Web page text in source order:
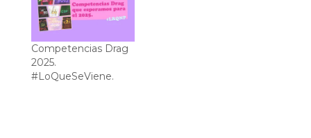
Competencias Drag
2025.
#LoQueSeViene.